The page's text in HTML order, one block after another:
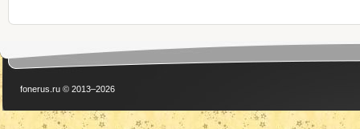
fonerus.ru © 2013–2026